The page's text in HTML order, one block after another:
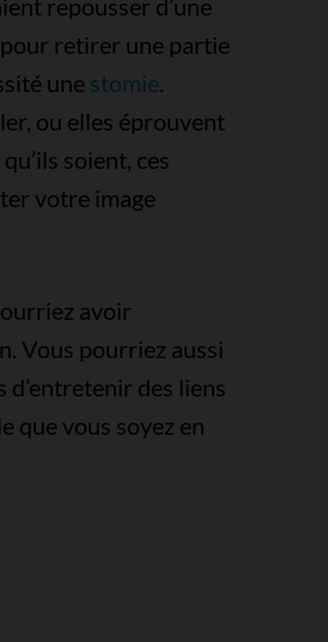
repousser d’une
retirer une partie
une stomie.
ou elles éprouvent
soient, ces
votre image
avoir
Vous pourriez aussi
d’entretenir des liens
que vous soyez en